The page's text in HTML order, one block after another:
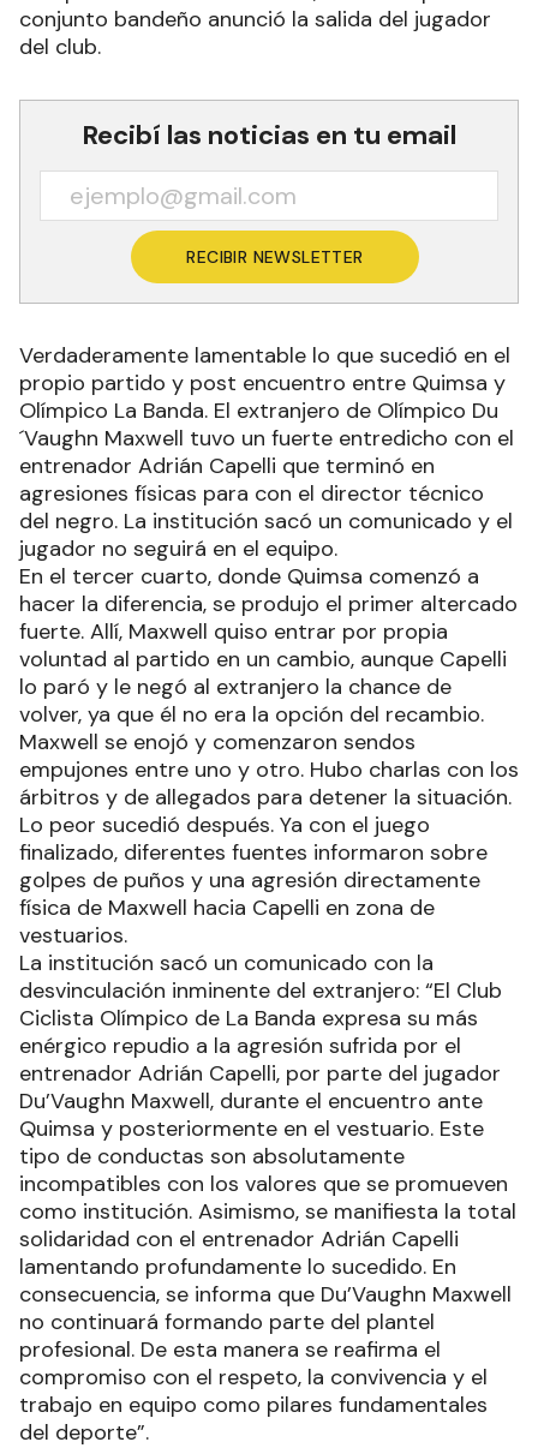
conjunto bandeño anunció la salida del jugador
del club.
Recibí las noticias en tu email
RECIBIR NEWSLETTER
Verdaderamente lamentable lo que sucedió en el
propio partido y post encuentro entre Quimsa y
Olímpico La Banda. El extranjero de Olímpico Du
´Vaughn Maxwell tuvo un fuerte entredicho con el
entrenador Adrián Capelli que terminó en
agresiones físicas para con el director técnico
del negro. La institución sacó un comunicado y el
jugador no seguirá en el equipo.
En el tercer cuarto, donde Quimsa comenzó a
hacer la diferencia, se produjo el primer altercado
fuerte. Allí, Maxwell quiso entrar por propia
voluntad al partido en un cambio, aunque Capelli
lo paró y le negó al extranjero la chance de
volver, ya que él no era la opción del recambio.
Maxwell se enojó y comenzaron sendos
empujones entre uno y otro. Hubo charlas con los
árbitros y de allegados para detener la situación.
Lo peor sucedió después. Ya con el juego
finalizado, diferentes fuentes informaron sobre
golpes de puños y una agresión directamente
física de Maxwell hacia Capelli en zona de
vestuarios.
La institución sacó un comunicado con la
desvinculación inminente del extranjero: “El Club
Ciclista Olímpico de La Banda expresa su más
enérgico repudio a la agresión sufrida por el
entrenador Adrián Capelli, por parte del jugador
Du’Vaughn Maxwell, durante el encuentro ante
Quimsa y posteriormente en el vestuario. Este
tipo de conductas son absolutamente
incompatibles con los valores que se promueven
como institución. Asimismo, se manifiesta la total
solidaridad con el entrenador Adrián Capelli
lamentando profundamente lo sucedido. En
consecuencia, se informa que Du’Vaughn Maxwell
no continuará formando parte del plantel
profesional. De esta manera se reafirma el
compromiso con el respeto, la convivencia y el
trabajo en equipo como pilares fundamentales
del deporte”.